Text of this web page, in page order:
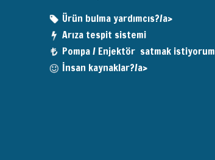
Ürün bulma yardımcıs?/a>
Arıza tespit sistemi
Pompa / Enjektör satmak istiyorum
İnsan kaynaklar?/a>